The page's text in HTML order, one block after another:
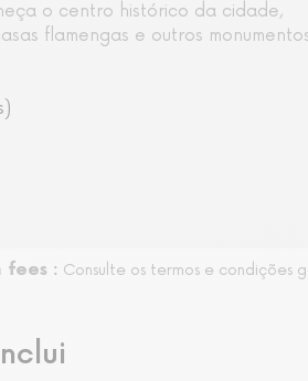
o centro histórico da cidade,
flamengas e outros
: Consulte os termos e condições